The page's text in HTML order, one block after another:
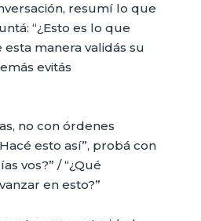
resumí lo que
“¿Esto es lo que
esta manera validás su
evitás
no con órdenes
esto así”, probá con
vos?” / “¿Qué
en esto?”